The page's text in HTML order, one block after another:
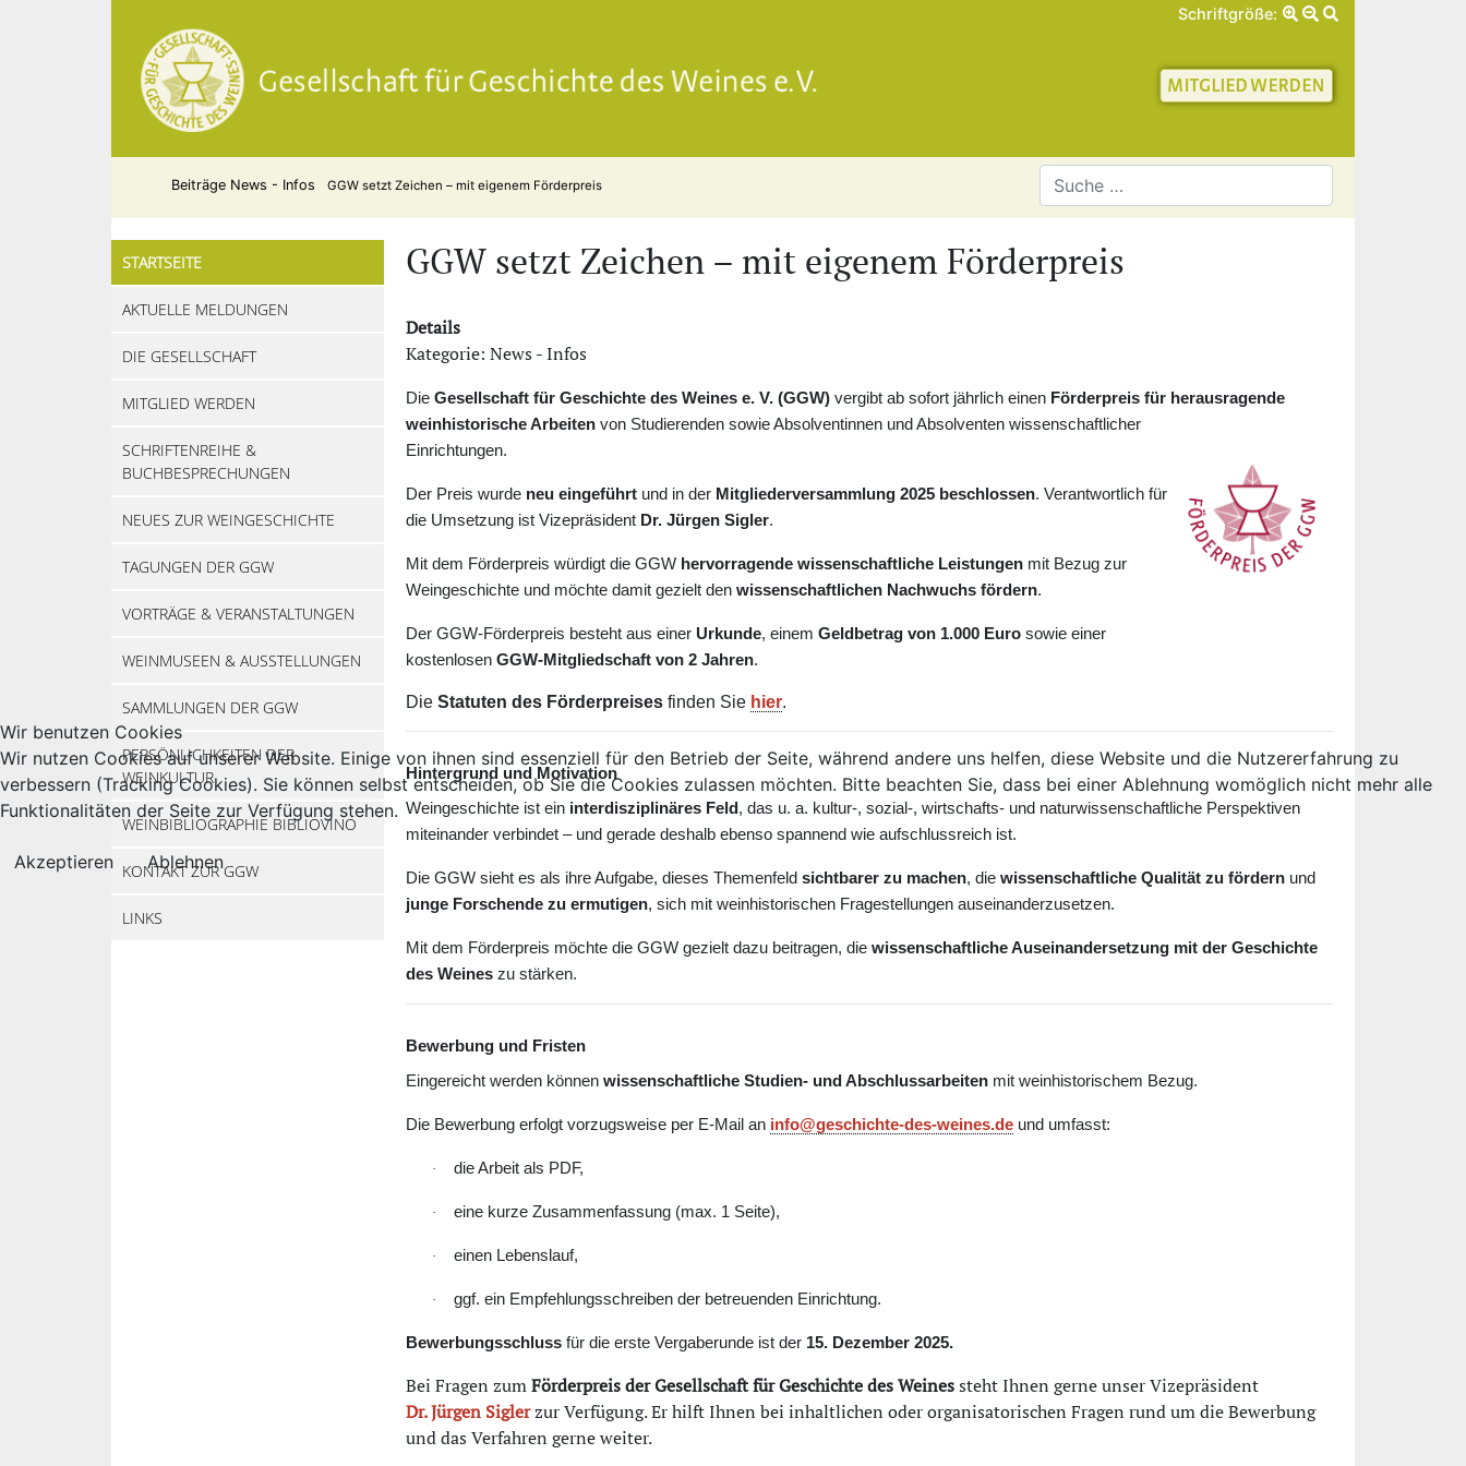
Schriftgröße:
Gesellschaft für Geschichte
Beiträge News - Infos GGW setzt Zeichen – mit eigenem Förderpreis
STARTSEITE
AKTUELLE MELDUNGEN
DIE GESELLSCHAFT
MITGLIED WERDEN
SCHRIFTENREIHE &
BUCHBESPRECHUNGEN
NEUES ZUR WEINGESCHICHTE
TAGUNGEN DER GGW
VORTRÄGE & VERANSTALTUNGEN
WEINMUSEEN & AUSSTELLUNGEN
SAMMLUNGEN DER GGW
PERSÖNLICHKEITEN DER
WEINKULTUR
WEINBIBLIOGRAPHIE BIBLIOVINO
KONTAKT ZUR GGW
LINKS
GGW setzt Zeichen – mit eigenem Förderpreis
Details
Kategorie: News - Infos
Die Gesellschaft für Geschichte des Weines e. V. (GGW) vergibt ab sofort jährlich einen Förderpreis für herausragende
weinhistorische Arbeiten von Studierenden sowie Absolventinnen und Absolventen wissenschaftlicher
Einrichtungen.
Der Preis wurde neu eingeführt und in der Mitgliederversammlung 2025 beschlossen. Verantwortlich für
die Umsetzung ist Vizepräsident Dr. Jürgen Sigler.
Mit dem Förderpreis würdigt die GGW hervorragende wissenschaftliche Leistungen mit Bezug zur
Weingeschichte und möchte damit gezielt den wissenschaftlichen Nachwuchs fördern.
Der GGW-Förderpreis besteht aus einer Urkunde, einem Geldbetrag von 1.000 Euro sowie einer
kostenlosen GGW-Mitgliedschaft von 2 Jahren.
Die Statuten des Förderpreises finden Sie hier.
Hintergrund und Motivation
Weingeschichte ist ein interdisziplinäres Feld , das u. a. kultur-, sozial-, wirtschafts- und naturwissenschaftliche Perspektiven
miteinander verbindet – und gerade deshalb ebenso spannend wie aufschlussreich ist.
Die GGW sieht es als ihre Aufgabe, dieses Themenfeld sichtbarer zu machen, die wissenschaftliche Qualität zu fördern und
junge Forschende zu ermutigen, sich mit weinhistorischen Fragestellungen auseinanderzusetzen.
Mit dem Förderpreis möchte die GGW gezielt dazu beitragen, die wissenschaftliche Auseinandersetzung mit der Geschichte
des Weines zu stärken.
Bewerbung und Fristen
Eingereicht werden können wissenschaftliche Studien- und Abschlussarbeiten mit weinhistorischem Bezug.
Die Bewerbung erfolgt vorzugsweise per E-Mail an info@geschichte-des-weines.de und umfasst:
· die Arbeit als PDF,
· eine kurze Zusammenfassung (max. 1 Seite),
· einen Lebenslauf,
· ggf. ein Empfehlungsschreiben der betreuenden Einrichtung.
Bewerbungsschluss für die erste Vergaberunde ist der 15. Dezember 2025.
Bei Fragen zumFörderpreis der Gesellschaft für Geschichte des Weinessteht Ihnen gerne unser Vizepräsident
Dr. Jürgen Siglerzur Verfügung. Er hilft Ihnen bei inhaltlichen oder organisatorischen Fragen rund um die Bewerbung
und das Verfahren gerne weiter.
Wir benutzen Cookies
Wir nutzen Cookies auf unserer Website. Einige von ihnen sind essenziell für den Betrieb der Seite, während andere uns helfen, diese Website und die Nutzererfahrung zu
verbessern (Tracking Cookies). Sie können selbst entscheiden, ob Sie die Cookies zulassen möchten. Bitte beachten Sie, dass bei einer Ablehnung womöglich nicht mehr alle
Funktionalitäten der Seite zur Verfügung stehen.
Akzeptieren Ablehnen